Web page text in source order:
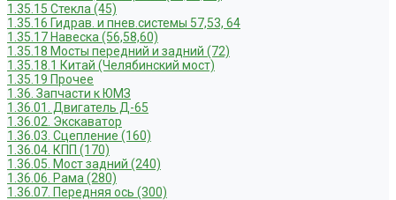
1.35.15 Стекла (45)
1.35.16 Гидрав. и пнев.системы 57,53, 64
1.35.17 Навеска (56,58,60)
1.35.18 Мосты передний и задний (72)
1.35.18.1 Китай (Челябинский мост)
1.35.19 Прочее
1.36. Запчасти к ЮМЗ
1.36.01. Двигатель Д-65
1.36.02. Экскаватор
1.36.03. Сцепление (160)
1.36.04. КПП (170)
1.36.05. Мост задний (240)
1.36.06. Рама (280)
1.36.07. Передняя ось (300)